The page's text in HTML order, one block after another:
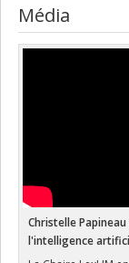
Média
Christelle
l'intelligence